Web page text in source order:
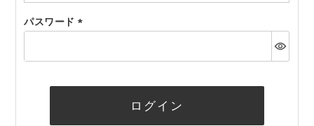
パスワード
須)
ログイン